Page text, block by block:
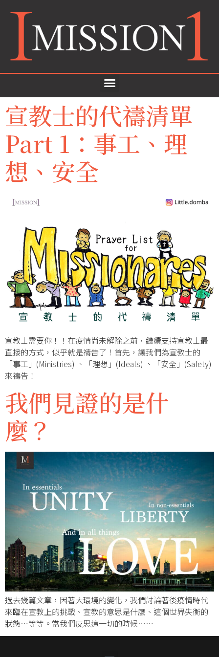
宣教士的代禱清單
Part 1：事工、理
想、安全
宣教士需要你！！在疫情尚未解除之前，繼續支持宣教士最
直接的方式，似乎就是禱告了！首先，讓我們為宣教士的
「事工」(Ministries) 、「理想」(Ideals) 、「安全」(Safety)
來禱告！
我們見證的是什
麼？
過去幾篇文章，因著大環境的變化，我們討論著後疫情時代
來臨在宣教上的挑戰、宣教的意思是什麼、這個世界失衡的
狀態…等等。當我們反思這一切的時候……